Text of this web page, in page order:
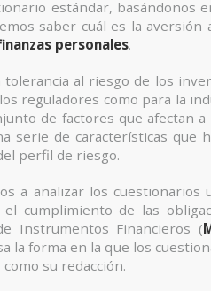
estándar, basándonos
saber cuál es la
personales.
tolerancia al riesgo de los
reguladores como para la
de factores que afectan
serie de características que
perfil de riesgo.
a analizar los
cumplimiento de las
Instrumentos Financieros (
la forma en la que los
su redacción.